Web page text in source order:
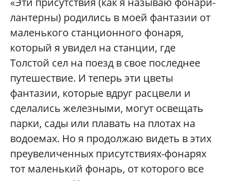
лантерны) родились в моей фантазии от
маленького станционного фонаря,
который я увидел на станции, где
Толстой сел на поезд в свое последнее
путешествие. И теперь эти цветы
фантазии, которые вдруг расцвели и
сделались железными, могут освещать
парки, сады или плавать на плотах на
водоемах. Но я продолжаю видеть в этих
преувеличенных присутствиях-фонарях
тот маленький фонарь, от которого все